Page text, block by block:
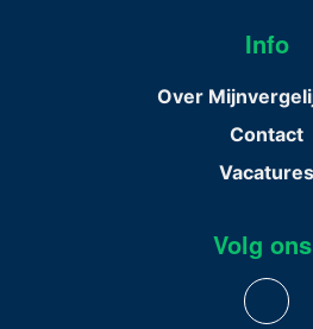
Info
Over
Contact
Vacatures
Volg